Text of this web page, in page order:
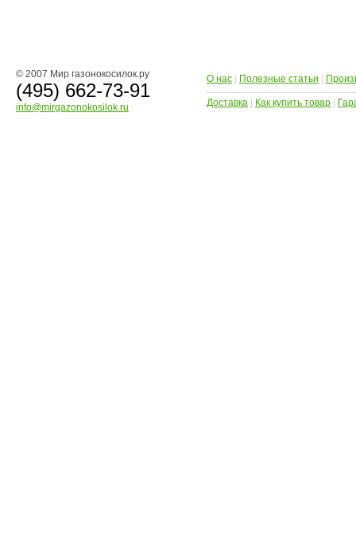
© 2007 Мир газонокосилок.ру
(495) 662-73-91
info@mirgazonokosilok.ru
О нас Полезные статьи
Доставка Как купить товар